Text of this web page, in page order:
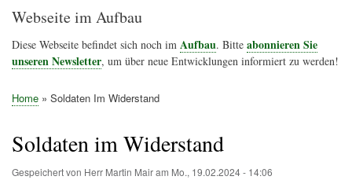
Aktionen
Friedensbewegung
Friedensprojekte
Home
Konflikte
Links
Narichtenlinks
News
Politik
Termine
Texte
Kunst
Friedensexperten
Friedensforschung
Friedensinitiativen
Friedensnachrichten
Webseite im Aufbau
Diese Webseite befindet sich noch im Aufbau. Bitte abonnieren Sie
unseren Newsletter, um über neue Entwicklungen informiert zu werden!
Home Soldaten Im Widerstand
Soldaten im Widerstand
Gespeichert von Herr Martin Mairam Mo., 19.02.2024 - 14:06